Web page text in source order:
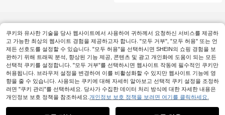
쿠키와 유사한 기술을 당사 웹사이트에서 사용하여 귀하께서 요청하신 서비스를 제공하
고 가능한 최상의 웹사이트 경험을 제공하고자 합니다. "모두 거부", "모두 허용" 또는 언
제든 선호도를 설정할 수 있습니다. "모두 허용"을 선택하시면 SHEIN의 쇼핑 경험을 보
완하기 위해 트래픽 분석, 향상된 기능 제공, 콘텐츠 및 광고 개인화에 도움이 되는 모든
선택적 쿠키를 설정합니다. "모두 거부"를 선택하시면 웹사이트 작동에 필수적인 쿠키만
허용됩니다. 브라우저 설정을 변경하여 이를 비활성화할 수 있지만 웹사이트 기능에 영
향을 줄 수 있습니다. 사용되는 쿠키에 대해 자세히 알아보고 선택적 쿠키 설정을 조정하
려면 "쿠키 관리"를 선택하세요. 당사가 수집한 데이터 처리 방식에 대한 자세한 내용은
개인정보 보호 정책을 참조하세요. 개인정보 보호 정책을 보려면 여기를 클릭하세요.